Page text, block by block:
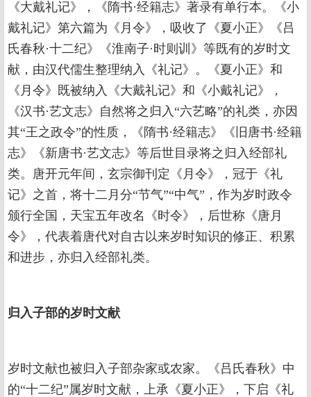
《大戴礼记》，《隋书·经籍志》著录有单行本。《小
戴礼记》第六篇为《月令》，吸收了《夏小正》《吕
氏春秋·十二纪》《淮南子·时则训》等既有的岁时文
献，由汉代儒生整理纳入《礼记》。《夏小正》和
《月令》既被纳入《大戴礼记》和《小戴礼记》，
《汉书·艺文志》自然将之归入“六艺略”的礼类，亦因
其“王之政令”的性质，《隋书·经籍志》《旧唐书·经籍
志》《新唐书·艺文志》等后世目录将之归入经部礼
类。唐开元年间，玄宗御刊定《月令》，冠于《礼
记》之首，将十二月分“节气”“中气”，作为岁时政令
颁行全国，天宝五年改名《时令》，后世称《唐月
令》，代表着唐代对自古以来岁时知识的修正、积累
和进步，亦归入经部礼类。
归入子部的岁时文献
岁时文献也被归入子部杂家或农家。《吕氏春秋》中
的“十二纪”属岁时文献，上承《夏小正》，下启《礼